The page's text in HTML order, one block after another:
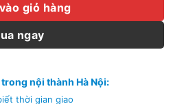
giỏ hàng
ngay
nội thành Hà Nội:
thời gian giao